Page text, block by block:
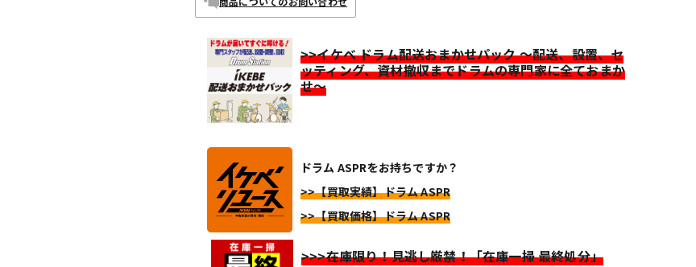
>>イケベ ドラム配送おまかせパック ～配送、設置、セ
ッティング、資材撤収までドラムの専門家に全ておまか
せ～
ドラム ASPRをお持ちですか？
>>【買取実績】ドラム ASPR
>>【買取価格】ドラム ASPR
>>>在庫限り！見逃し厳禁！「在庫一掃 最終処分」